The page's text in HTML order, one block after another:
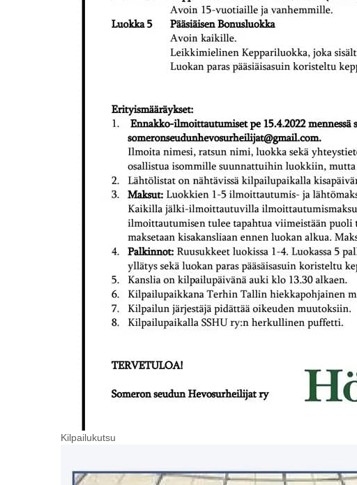
Kilpailukutsu